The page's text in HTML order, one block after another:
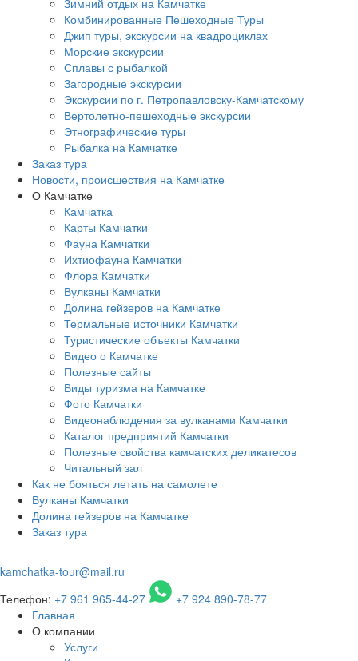
Комбинированные Пешеходные Туры
Джип туры, экскурсии на квадроциклах
Морские экскурсии
Сплавы с рыбалкой
Загородные экскурсии
Экскурсии по г. Петропавловску-Камчатскому
Вертолетно-пешеходные экскурсии
Этнографические туры
Рыбалка на Камчатке
Заказ тура
Новости, происшествия на Камчатке
О Камчатке
Камчатка
Карты Камчатки
Фауна Камчатки
Ихтиофауна Камчатки
Флора Камчатки
Вулканы Камчатки
Долина гейзеров на Камчатке
Термальные источники Камчатки
Туристические объекты Камчатки
Видео о Камчатке
Полезные сайты
Виды туризма на Камчатке
Фото Камчатки
Видеонаблюдения за вулканами Камчатки
Каталог предприятий Камчатки
Полезные свойства камчатских деликатесов
Читальный зал
Как не бояться летать на самолете
Вулканы Камчатки
Долина гейзеров на Камчатке
Заказ тура
kamchatka-tour@mail.ru
Телефон: +7 961 965-44-27
+7 924 890-78-77
Главная
О компании
Услуги